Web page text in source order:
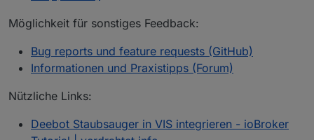
Möglichkeit für sonstiges Feedback:
Bug reports und feature requests (GitHub)
Informationen und Praxistipps (Forum)
Nützliche Links:
Deebot Staubsauger in VIS integrieren - ioBroker